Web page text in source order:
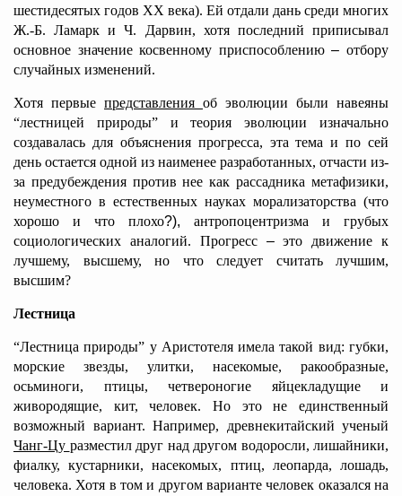
шестидесятых годов XX века). Ей отдали дань среди многих
Ж.-Б. Ламарк и Ч. Дарвин, хотя последний приписывал
основное значение косвенному приспособлению– отбору
случайных изменений.
Хотя первые представления об эволюции были навеяны
“лестницей природы” и теория эволюции изначально
создавалась для объяснения прогресса, эта тема и по сей
день остается одной из наименее разработанных, отчасти из-
за предубеждения против нее как рассадника метафизики,
неуместного в естественных науках морализаторства (что
хорошо и что плохо?), антропоцентризма и грубых
социологических аналогий. Прогресс –это движение к
лучшему, высшему, но что следует считать лучшим,
высшим?
Лестница
“Лестница природы” у Аристотеля имела такой вид: губки,
морские звезды, улитки, насекомые, ракообразные,
осьминоги, птицы, четвероногие яйцекладущие и
живородящие, кит, человек. Но это не единственный
возможный вариант. Например, древнекитайский ученый
Чанг-Цу разместил друг над другом водоросли, лишайники,
фиалку, кустарники, насекомых, птиц, леопарда, лошадь,
человека. Хотя в том и другом варианте человек оказался на